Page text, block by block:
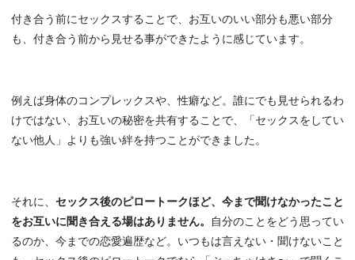
付き合う前にセックスすることで、お互いのいい部分も悪い部分
も、付き合う前から見せる事ができたように感じています。
例えば身体のコンプレックスや、性癖など。誰にでも見せられるわ
けではない、お互いの秘密を共有することで、「セックスをしてい
ない他人」よりも強い絆を持つことができました。
それに、 セックス後のピロートークほど、今まで聞けなかったこと
をお互いに聞き合える場はありません。
自分のことをどう思ってい
るのか、今までの恋愛遍歴など。いつもは言えない・聞けないこと